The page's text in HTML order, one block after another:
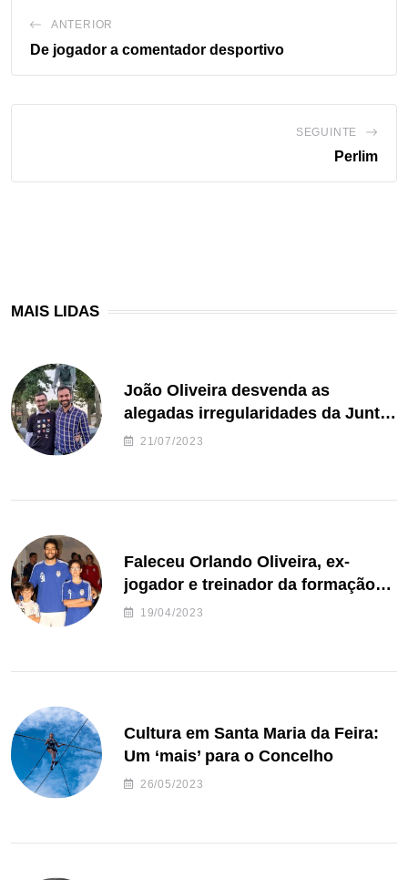
ANTERIOR
De jogador a comentador desportivo
SEGUINTE
Perlim
MAIS LIDAS
João Oliveira desvenda as
alegadas irregularidades da Junta
de Freguesia S. João de Ver
21/07/2023
Faleceu Orlando Oliveira, ex-
jogador e treinador da formação
de andebol do Feirense
19/04/2023
Cultura em Santa Maria da Feira:
Um ‘mais’ para o Concelho
26/05/2023